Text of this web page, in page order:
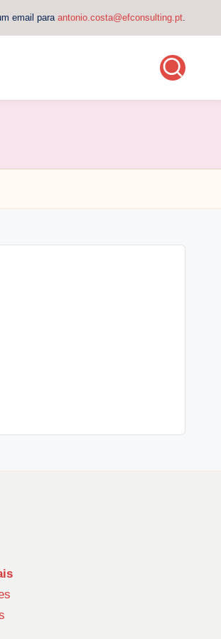
email para antonio.costa@efconsulting.pt.